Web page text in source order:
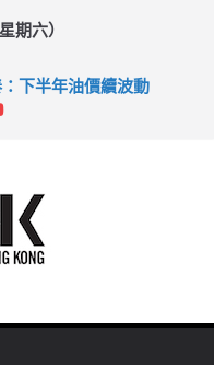
期六）
下半年油價續波動
主場館奪錦標